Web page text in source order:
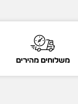
משלוחים מהירים